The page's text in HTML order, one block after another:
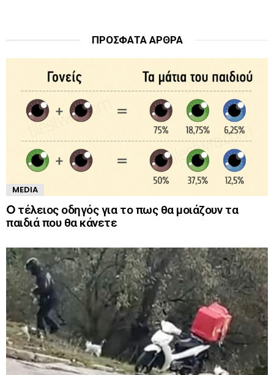
ΠΡΌΣΦΑΤΑ ΆΡΘΡΑ
MEDIA
O τέλειος οδηγός για το πως θα μοιάζουν τα
παιδιά που θα κάνετε